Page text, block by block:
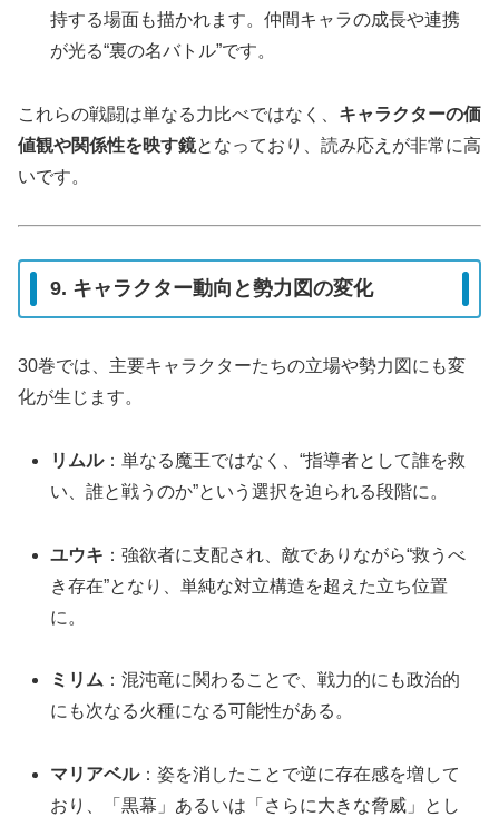
持する場面も描かれます。仲間キャラの成長や連携
が光る“裏の名バトル”です。
これらの戦闘は単なる力比べではなく、 キャラクターの価
値観や関係性を映す鏡となっており、読み応えが非常に高
いです。
9. キャラクター動向と勢力図の変化
30巻では、主要キャラクターたちの立場や勢力図にも変
化が生じます。
リムル：単なる魔王ではなく、“指導者として誰を救
い、誰と戦うのか”という選択を迫られる段階に。
ユウキ ：強欲者に支配され、敵でありながら“救うべ
き存在”となり、単純な対立構造を超えた立ち位置
に。
ミリム ：混沌竜に関わることで、戦力的にも政治的
にも次なる火種になる可能性がある。
マリアベル：姿を消したことで逆に存在感を増して
おり、「黒幕」あるいは「さらに大きな脅威」とし